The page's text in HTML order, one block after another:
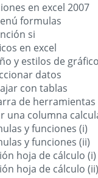
en excel 2007
formulas
si
en excel
y estilos de
datos
con tablas
de herramientas
una columna
y funciones (i)
y funciones (ii)
hoja de cálculo (i)
hoja de cálculo (ii)